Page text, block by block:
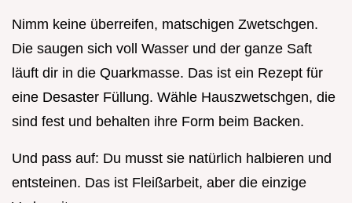
Nimm keine überreifen, matschigen Zwetschgen.
Die saugen sich voll Wasser und der ganze Saft
läuft dir in die Quarkmasse. Das ist ein Rezept für
eine Desaster Füllung. Wähle Hauszwetschgen, die
sind fest und behalten ihre Form beim Backen.
Und pass auf: Du musst sie natürlich halbieren und
entsteinen. Das ist Fleißarbeit, aber die einzige